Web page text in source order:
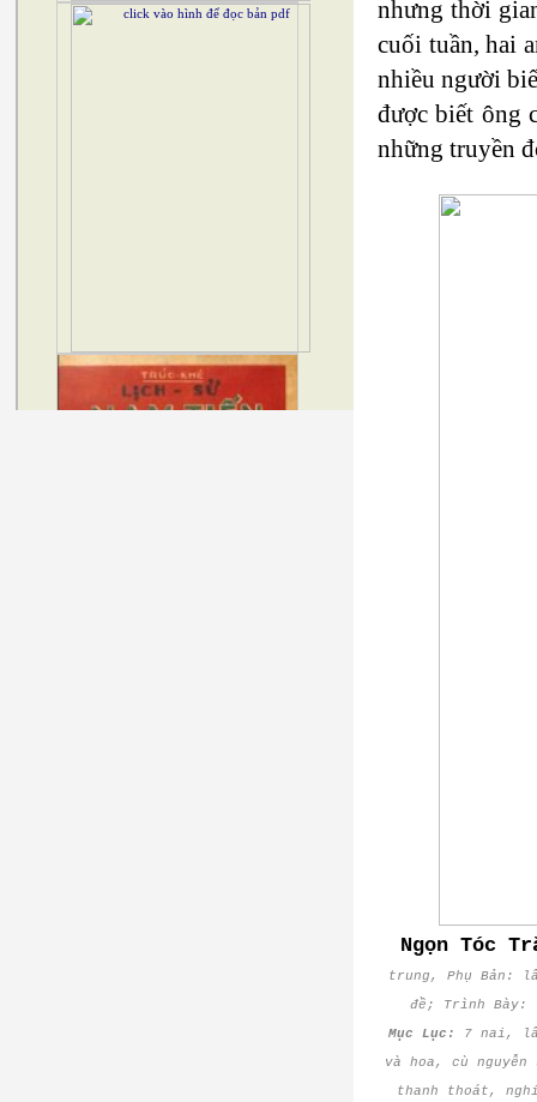
nhưng thời
cuối tuần, hai
nhiều người
được biết ông
những truyền
Ngọn Tóc
trung, Phụ Bản:
đề; Trình Bày:
Mục Lục:
7 nai,
và hoa, cù nguyễn
thanh thoát,